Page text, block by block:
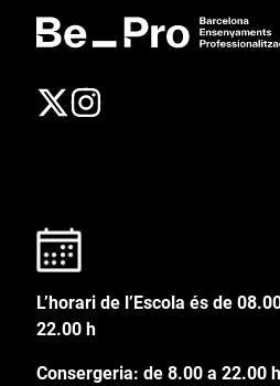
L’horari de l’Escola és de
22.00 h
Consergeria: de 8.00 a 22.00 h